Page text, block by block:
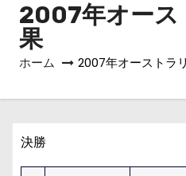
2007年オース
果
ホーム 2007年オーストラ
決勝